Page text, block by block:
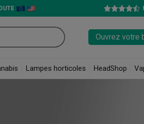
Ouvrez votre
Lampes horticoles HeadShop